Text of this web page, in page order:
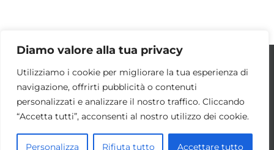
Diamo valore alla tua privacy
Utilizziamo i cookie per migliorare la tua esperienza di
navigazione, offrirti pubblicità o contenuti
personalizzati e analizzare il nostro traffico. Cliccando
“Accetta tutti”, acconsenti al nostro utilizzo dei cookie.
Personalizza Rifiuta tutto Accettare tutto
© Copyright 2025 - 2026 Associazione DIESIS a.p.s. | ALL
tu possa avere la migliore esperienza sul